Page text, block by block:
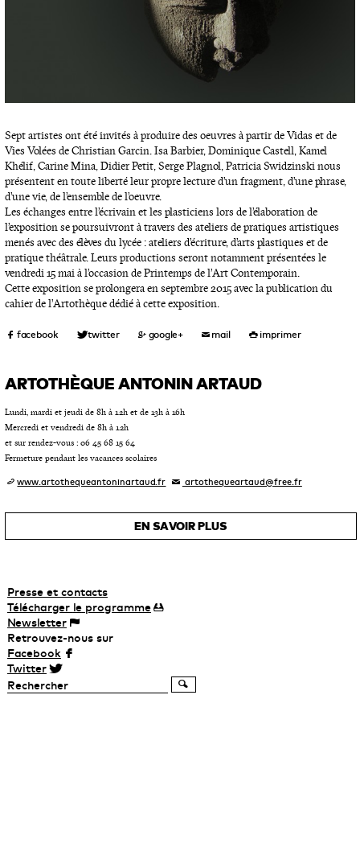
Sept artistes ont été invités à produire des oeuvres à partir de Vidas et de
Vies Volées de Christian Garcin. Isa Barbier, Dominique Castell, Kamel
Khélif, Carine Mina, Didier Petit, Serge Plagnol, Patricia Swidzinski nous
présentent en toute liberté leur propre lecture d’un fragment, d’une phrase,
d’une vie, de l’ensemble de l’oeuvre.
Les échanges entre l’écrivain et les plasticiens lors de l’élaboration de
l’exposition se poursuivront à travers des ateliers de pratiques artistiques
menés avec des élèves du lycée : ateliers d’écriture, d’arts plastiques et de
pratique théâtrale. Leurs productions seront notamment présentées le
vendredi 15 mai à l’occasion de Printemps de l’Art Contemporain.
Cette exposition se prolongera en septembre 2015 avec la publication du
cahier de l’Artothèque dédié à cette exposition.
ARTOTHÈQUE ANTONIN ARTAUD
Lundi, mardi et jeudi de 8h à 12h et de 13h à 16h
Mercredi et vendredi de 8h à 12h
et sur rendez-vous : 06 45 68 15 64
Fermeture pendant les vacances scolaires
www.artothequeantoninartaud.fr artothequeartaud@free.fr
EN SAVOIR PLUS
Presse et contacts
Télécharger leprogramme
Newsletter
Retrouvez-nous sur
Facebook
Twitter